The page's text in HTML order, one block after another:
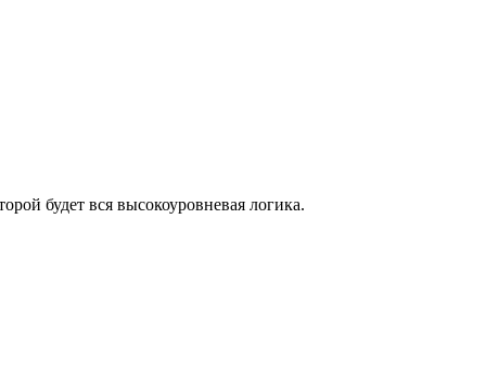
будет вся высокоуровневая логика.